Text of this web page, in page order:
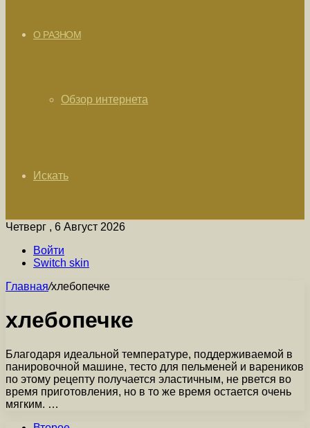
О РАЗНОМ
Обзор интернета
Искать
Четверг , 6 Август 2026
Войти
Switch skin
Главная/хлебопечке
хлебопечке
Благодаря идеальной температуре, поддерживаемой в
панировочной машине, тесто для пельменей и вареников
по этому рецепту получается эластичным, не рвется во
время приготовления, но в то же время остается очень
мягким. …